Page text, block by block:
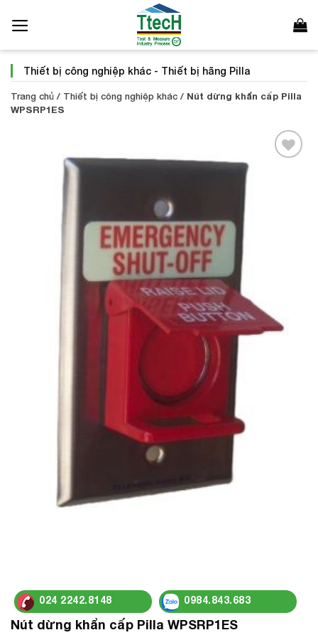
qua
dung
Thiết bị công nghiệp khác - Thiết bị hãng Pilla
Trang chủ / Thiết bị công nghiệp khác / Nút dừng khẩn cấp Pilla
WPSRP1ES
024 2242.8148 0984.843.683
Nút dừng khẩn cấp Pilla WPSRP1ES